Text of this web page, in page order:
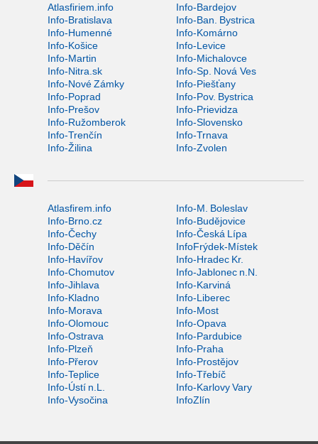
Atlasfiriem.info
Info-Bardejov
Info-Bratislava
Info-Ban. Bystrica
Info-Humenné
Info-Komárno
Info-Košice
Info-Levice
Info-Martin
Info-Michalovce
Info-Nitra.sk
Info-Sp. Nová Ves
Info-Nové Zámky
Info-Piešťany
Info-Poprad
Info-Pov. Bystrica
Info-Prešov
Info-Prievidza
Info-Ružomberok
Info-Slovensko
Info-Trenčín
Info-Trnava
Info-Žilina
Info-Zvolen
Atlasfirem.info
Info-M. Boleslav
Info-Brno.cz
Info-Budějovice
Info-Čechy
Info-Česká Lípa
Info-Děčín
InfoFrýdek-Místek
Info-Havířov
Info-Hradec Kr.
Info-Chomutov
Info-Jablonec n.N.
Info-Jihlava
Info-Karviná
Info-Kladno
Info-Liberec
Info-Morava
Info-Most
Info-Olomouc
Info-Opava
Info-Ostrava
Info-Pardubice
Info-Plzeň
Info-Praha
Info-Přerov
Info-Prostějov
Info-Teplice
Info-Třebíč
Info-Ústí n.L.
Info-Karlovy Vary
Info-Vysočina
InfoZlín